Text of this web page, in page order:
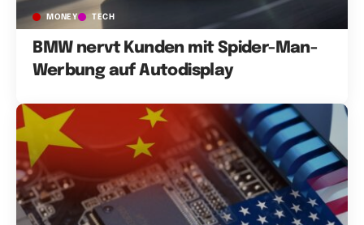
MONEY TECH
BMW nervt Kunden mit Spider-Man-
Werbung auf Autodisplay